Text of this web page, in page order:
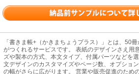
「書きま帳+（かきまちょうプラス）」とは、50
がつくれるサービスです。 表紙のデザインさえ用
ズや製本の方式、本文タイプ、付属パーツなどを
文デザインのカスタマイズやページ数、オプショ
の幅がさらに広がります。 営業や販売促進のため